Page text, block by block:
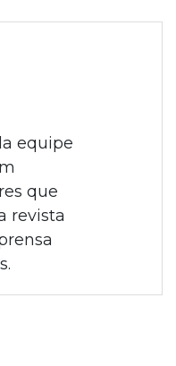
equipe
que
revista